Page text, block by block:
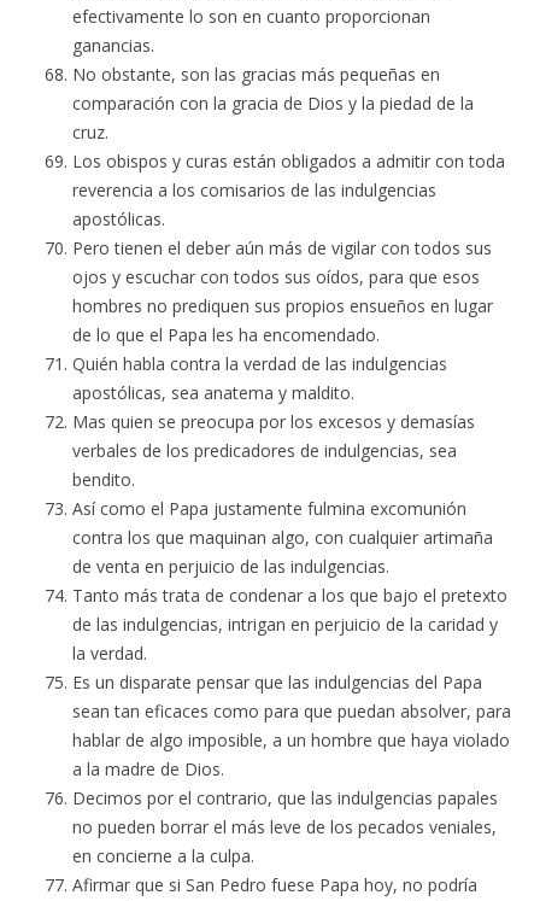
efectivamente lo son en cuanto proporcionan
ganancias.
No obstante, son las gracias más pequeñas en
comparación con la gracia de Dios y la piedad de la
cruz.
Los obispos y curas están obligados a admitir con toda
reverencia a los comisarios de las indulgencias
apostólicas.
Pero tienen el deber aún más de vigilar con todos sus
ojos y escuchar con todos sus oídos, para que esos
hombres no prediquen sus propios ensueños en lugar
de lo que el Papa les ha encomendado.
Quién habla contra la verdad de las indulgencias
apostólicas, sea anatema y maldito.
Mas quien se preocupa por los excesos y demasías
verbales de los predicadores de indulgencias, sea
bendito.
Así como el Papa justamente fulmina excomunión
contra los que maquinan algo, con cualquier artimaña
de venta en perjuicio de las indulgencias.
Tanto más trata de condenar a los que bajo el pretexto
de las indulgencias, intrigan en perjuicio de la caridad y
la verdad.
Es un disparate pensar que las indulgencias del Papa
sean tan eficaces como para que puedan absolver, para
hablar de algo imposible, a un hombre que haya violado
a la madre de Dios.
Decimos por el contrario, que las indulgencias papales
no pueden borrar el más leve de los pecados veniales,
en concierne a la culpa.
Afirmar que si San Pedro fuese Papa hoy, no podría